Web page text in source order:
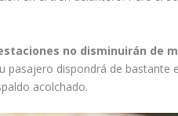
no disminuirán de
pasajero dispondrá de
acolchado.